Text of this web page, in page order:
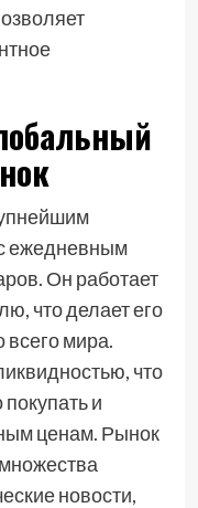
ежедневным
Он работает
что делает его
всего мира.
что
и
ценам. Рынок
новости,